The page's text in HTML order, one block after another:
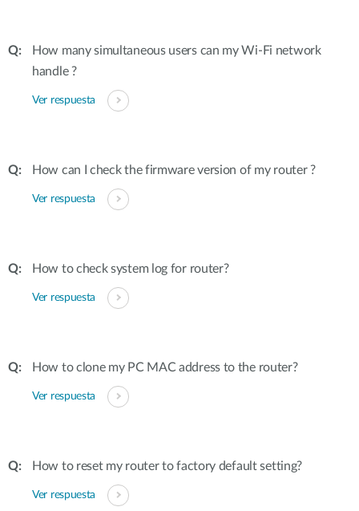
How many simultaneous users can my Wi-Fi network
handle ?
Ver respuesta
How can I check the firmware version of my router ?
Ver respuesta
How to check system log for router?
Ver respuesta
How to clone my PC MAC address to the router?
Ver respuesta
How to reset my router to factory default setting?
Ver respuesta